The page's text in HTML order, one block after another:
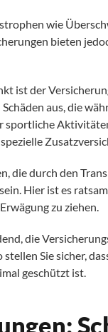
wie
bieten
ist der
aus, die
sportliche
die durch den
Hier ist es
zu ziehen.
die
Sie sicher,
geschützt ist.